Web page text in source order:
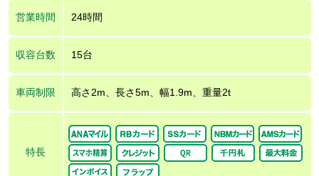
営業時間 24時間
収容台数 15台
車両制限 高さ2m、長さ5m、幅1.9m、重量2t
特長